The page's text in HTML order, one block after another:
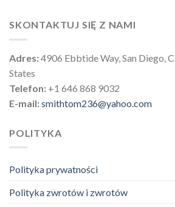
SKONTAKTUJ SIĘ Z NAMI
Adres:4906 Ebbtide Way, San Diego,
States
Telefon: +1 646 868 9032
E-mail:smithtom236@yahoo.com
POLITYKA
Polityka prywatności
Polityka zwrotów i zwrotów